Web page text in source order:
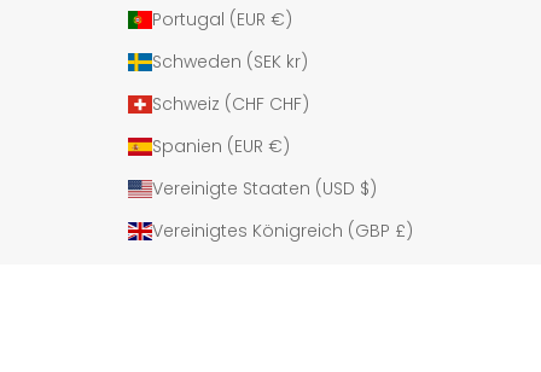
Portugal (EUR €)
Schweden (SEK kr)
Schweiz (CHF CHF)
Spanien (EUR €)
Vereinigte Staaten (USD $)
Vereinigtes Königreich (GBP £)